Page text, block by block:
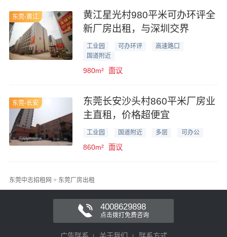
东莞-黄江
黄江星光村980平米可办环评全
新厂房出租，与深圳交界
工业园 可办环评
高速路口
国道附近
980m² 面议
东莞-长安
东莞长安沙头村860平米厂房业
主直租，价格超便宜
工业园 国道附近 多层 可办公
860m² 面议
东莞中志招租网 > 东莞厂房出租
4008629898
点击拨打免费咨询